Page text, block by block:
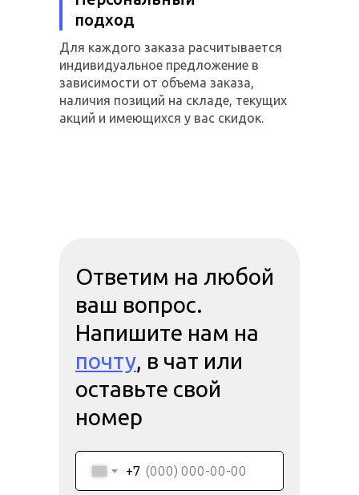
подход
Для каждого заказа расчитывается
индивидуальное предложение в
зависимости от объема заказа,
наличия позиций на складе, текущих
акций и имеющихся у вас скидок.
Ответим на любой
ваш вопрос.
Напишите нам на
почту, в чат или
оставьте свой
номер
+7